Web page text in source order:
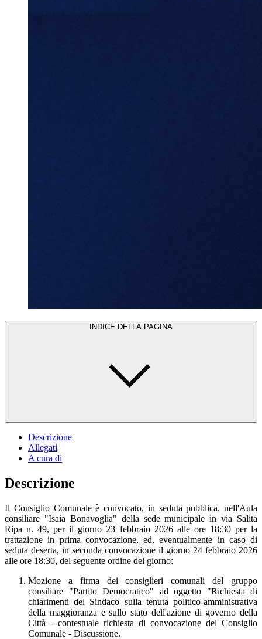
INDICE DELLA PAGINA
Descrizione
Allegati
A cura di
Descrizione
Il Consiglio Comunale è convocato, in seduta pubblica, nell'Aula
consiliare "Isaia Bonavoglia" della sede municipale in via Salita
Ripa n. 49, per il giorno 23 febbraio 2026 alle ore 18:30 per la
trattazione in prima convocazione, ed, eventualmente in caso di
seduta deserta, in seconda convocazione il giorno 24 febbraio 2026
alle ore 18:30, del seguente ordine del giorno:
Mozione a firma dei consiglieri comunali del gruppo
consiliare "Partito Democratico" ad oggetto "Richiesta di
chiarimenti del Sindaco sulla tenuta politico-amministrativa
della maggioranza e sullo stato dell'azione di governo della
Città - contestuale richiesta di convocazione del Consiglio
Comunale - Discussione.